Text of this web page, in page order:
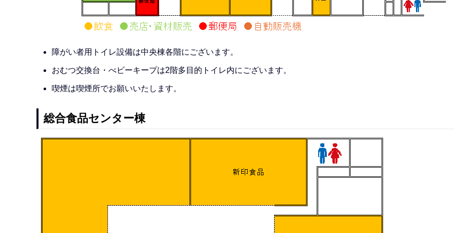
障がい者用トイレ設備は中央棟各階にございます。
おむつ交換台・べビーキープは2階多目的トイレ内にございます。
喫煙は喫煙所でお願いいたします。
総合食品センター棟